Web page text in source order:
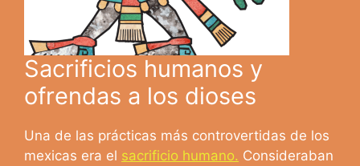
Sacrificios humanos y
ofrendas a los dioses
Una de las prácticas más controvertidas de los
mexicas era el sacrificio humano. Consideraban